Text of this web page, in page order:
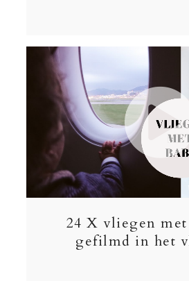
24 X vliegen
gefilmd in het